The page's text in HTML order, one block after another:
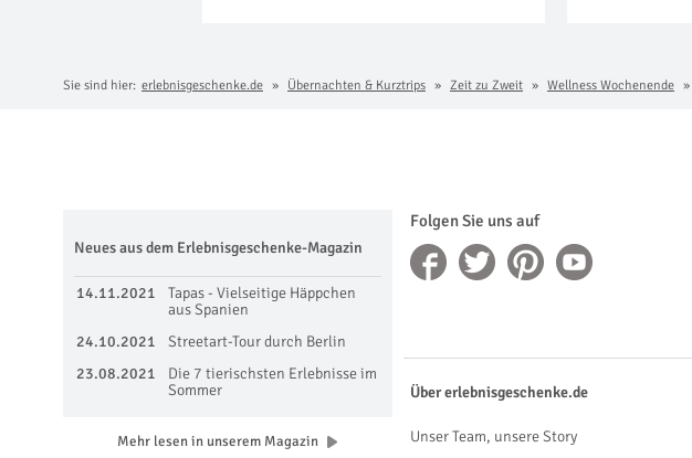
Sie sind hier: erlebnisgeschenke.de Übernachten & Kurztrips Zeit zu Zweit Wellness Wochenende
Folgen Sie uns auf
Neues aus dem Erlebnisgeschenke-Magazin
14.11.2021
Tapas - Vielseitige Häppchen
aus Spanien
24.10.2021
Streetart-Tour durch Berlin
23.08.2021
Die 7 tierischsten Erlebnisse im
Sommer
Mehr lesen in unserem Magazin
Über erlebnisgeschenke.de
Unser Team, unsere Story